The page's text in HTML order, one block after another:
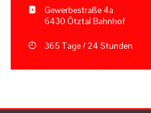
Gewerbestraße 4a
6430 Ötztal Bahnhof
365 Tage / 24 Stunden